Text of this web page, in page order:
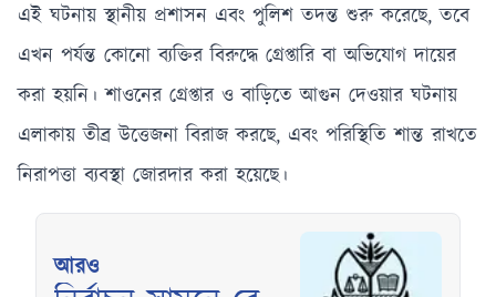
এই ঘটনায় স্থানীয় প্রশাসন এবং পুলিশ তদন্ত শুরু করেছে, তবে
এখন পর্যন্ত কোনো ব্যক্তির বিরুদ্ধে গ্রেপ্তারি বা অভিযোগ দায়ের
করা হয়নি। শাওনের গ্রেপ্তার ও বাড়িতে আগুন দেওয়ার ঘটনায়
এলাকায় তীব্র উত্তেজনা বিরাজ করছে, এবং পরিস্থিতি শান্ত রাখতে
নিরাপত্তা ব্যবস্থা জোরদার করা হয়েছে।
আরও